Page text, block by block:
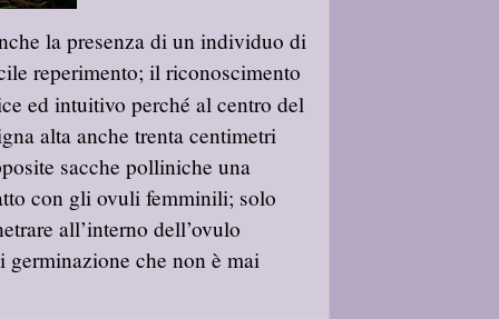
la presenza di un individuo di
reperimento; il riconoscimento
ed intuitivo perché al centro del
alta anche trenta centimetri
sacche polliniche una
con gli ovuli femminili; solo
all’interno dell’ovulo
che non è mai